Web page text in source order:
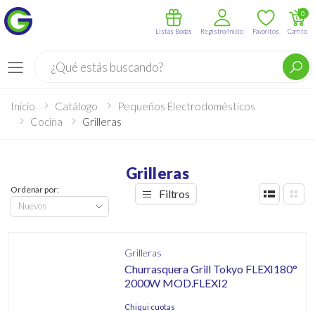
Menú
Listas Bodas Registro/Inicio Favoritos Carrito
0
Inicio Catálogo
Pequeños Electrodomésticos
Cocina
Grilleras
Grilleras
Ordenar por: Filtros
Grilleras
Churrasquera Grill Tokyo FLEXI180°
2000W MOD.FLEXI2
Chiqui cuotas